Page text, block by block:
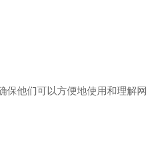
保他们可以方便地使用和理解网